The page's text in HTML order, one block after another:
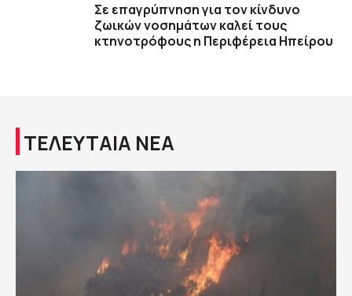
Σε επαγρύπνηση για τον κίνδυνο
ζωικών νοσημάτων καλεί τους
κτηνοτρόφους η Περιφέρεια Ηπείρου
ΤΕΛΕΥΤΑΙΑ ΝΕΑ